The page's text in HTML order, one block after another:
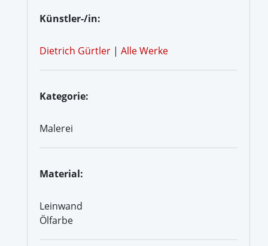
Künstler-/in:
Dietrich Gürtler | Alle Werke
Kategorie:
Malerei
Material:
Leinwand
Ölfarbe